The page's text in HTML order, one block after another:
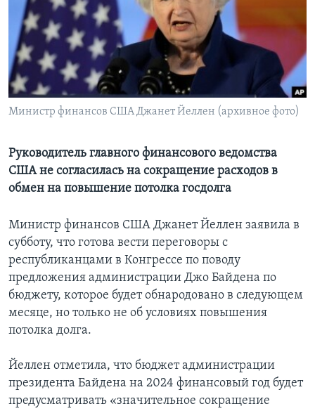
Learning English
СОЦИАЛЬНЫЕ СЕТИ
Министр финансов США Джанет Йеллен (архивное фото)
Руководитель главного финансового ведомства
США не согласилась на сокращение расходов в
обмен на повышение потолка госдолга
Министр финансов США Джанет Йеллен заявила в
субботу, что готова вести переговоры с
республиканцами в Конгрессе по поводу
предложения администрации Джо Байдена по
бюджету, которое будет обнародовано в следующем
месяце, но только не об условиях повышения
потолка долга.
Йеллен отметила, что бюджет администрации
президента Байдена на 2024 финансовый год будет
предусматривать «значительное сокращение